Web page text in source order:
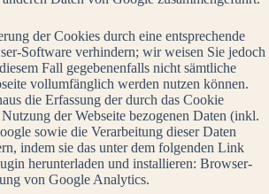
der Cookies durch eine entsprechende
Software verhindern; wir weisen Sie jedoch
Fall gegebenenfalls nicht sämtliche
vollumfänglich werden nutzen können.
die Erfassung der durch das Cookie
der Webseite bezogenen Daten (inkl.
sowie die Verarbeitung dieser Daten
indem sie das unter dem folgenden Link
herunterladen und installieren: Browser-
von Google Analytics.